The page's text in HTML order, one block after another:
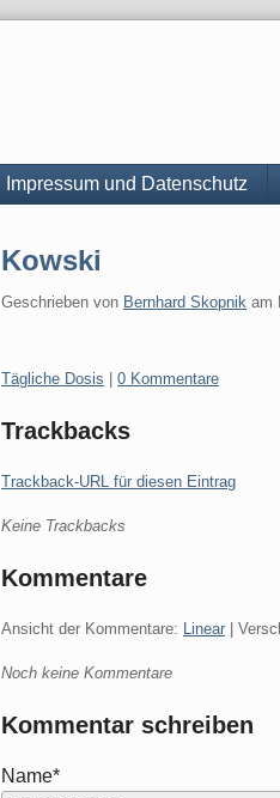
Impressum und Datenschutz
Kowski
Geschrieben von Bernhard Skopnik am
Kategorien:
Tägliche Dosis 0 Kommentare
Trackbacks
Trackback-URL für diesen Eintrag
Keine Trackbacks
Kommentare
Ansicht der Kommentare: Linear |
Noch keine Kommentare
Kommentar schreiben
Name*